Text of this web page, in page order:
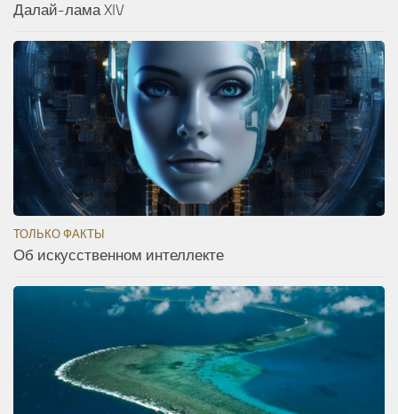
Далай-лама XIV
ТОЛЬКО ФАКТЫ
Об искусственном интеллекте